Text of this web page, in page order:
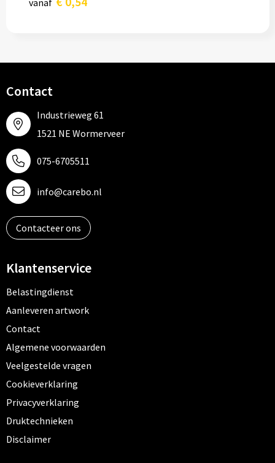
vanaf
Contact
Industrieweg 61
1521 NE Wormerveer
075-6705511
info@carebo.nl
Contacteer ons
Klantenservice
Belastingdienst
Aanleveren artwork
Contact
Algemene voorwaarden
Veelgestelde vragen
Cookieverklaring
Privacyverklaring
Druktechnieken
Disclaimer